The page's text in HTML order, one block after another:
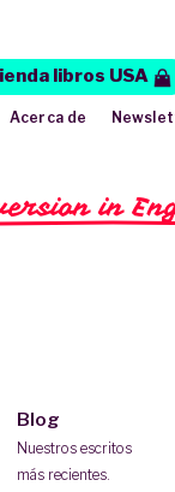
in
Blog
Nuestros escritos
más recientes.
libros USA
Acerca de